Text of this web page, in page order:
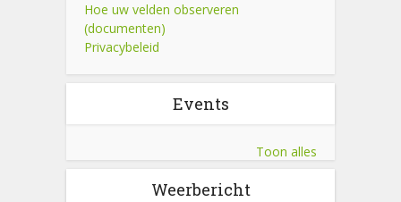
Hoe uw velden observeren
(documenten)
Privacybeleid
Events
Toon alles
Weerbericht